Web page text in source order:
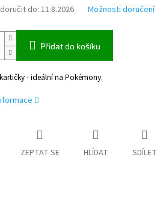
do: 11.8.2026 Možnosti doručení
Přidat do košíku
- ideální na Pokémony.
ZEPTAT SE HLÍDAT SDÍLET